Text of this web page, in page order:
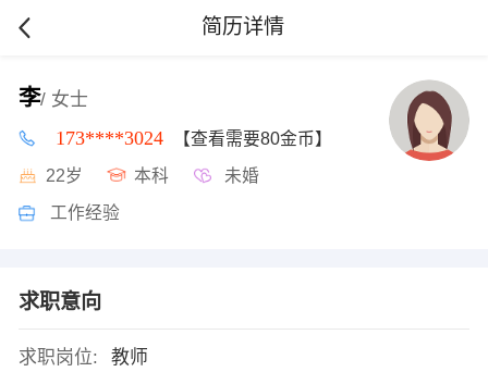
简历详情
李/ 女士
173****3024 【查看需要80金币】
22岁 本科 未婚
工作经验
求职意向
求职岗位:
教师